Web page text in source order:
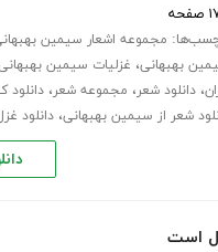
مجموعه اشعار سیمین
بهبهانی، غزلیات سیمین
،دانلود شعر، مجموعه شعر،دانلود
شعر از سیمین بهبهانی،دانلود
است